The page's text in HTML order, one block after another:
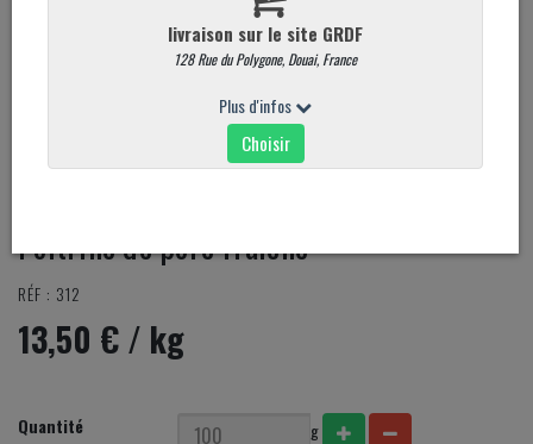
Poitrine de porc fraîche
RÉF : 312
13,50 €/ kg
Quantité g